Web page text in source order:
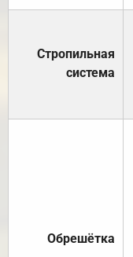
Стропильная
система
Обрешётка